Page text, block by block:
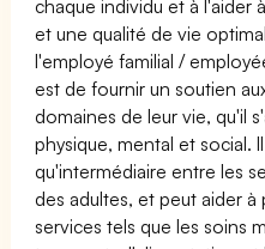
chaque individu et à l'aider
et une qualité de vie
l'employé familial /
est de fournir un soutien
domaines de leur vie, qu'il
physique, mental et social.
qu'intermédiaire entre les
des adultes, et peut aider
services tels que les soins